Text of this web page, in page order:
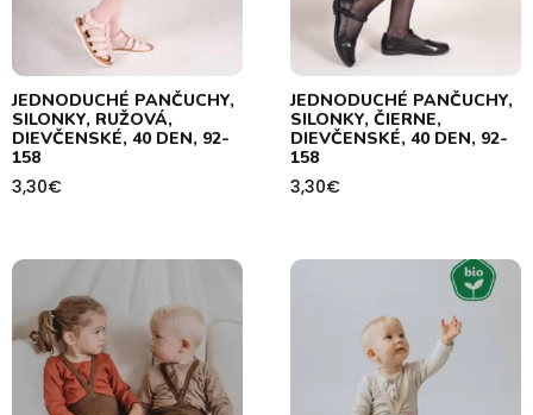
JEDNODUCHÉ PANČUCHY,
SILONKY, RUŽOVÁ,
DIEVČENSKÉ, 40 DEN, 92-
158
3,30€
JEDNODUCHÉ PANČUCHY,
SILONKY, ČIERNE,
DIEVČENSKÉ, 40 DEN, 92-
158
3,30€